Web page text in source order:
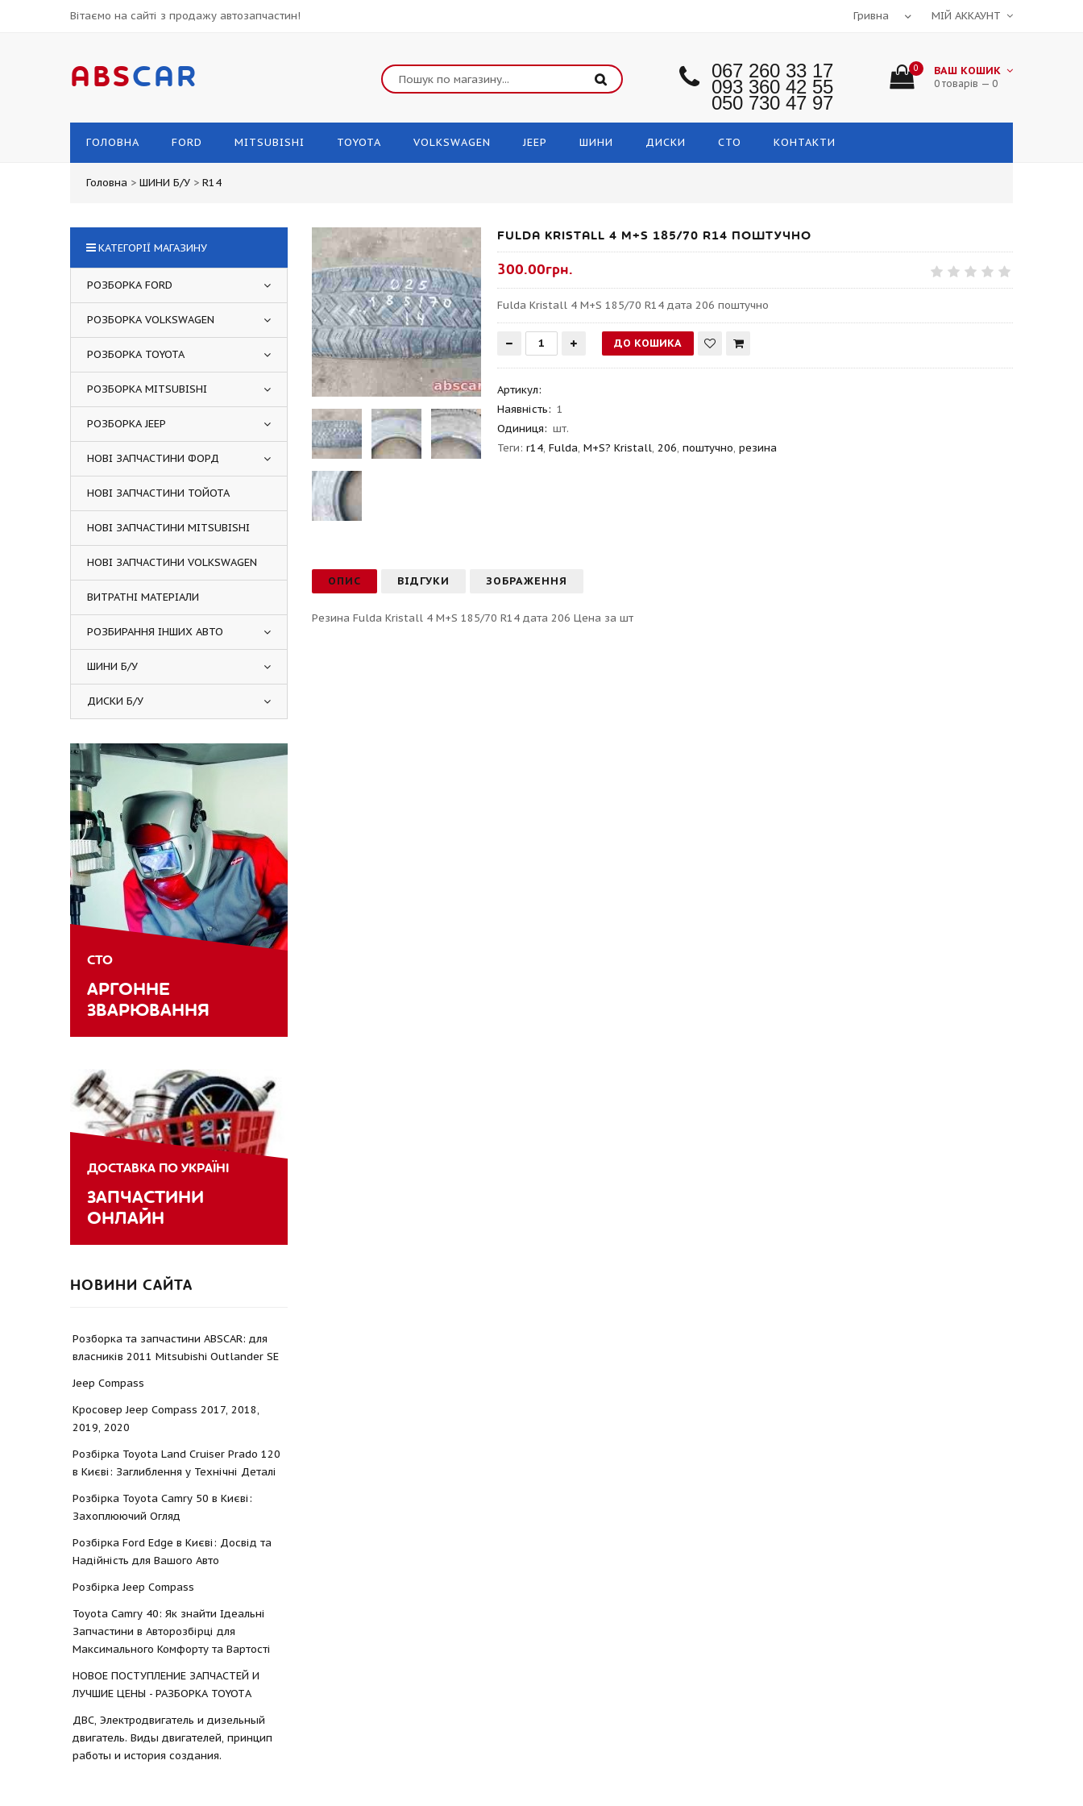
Вітаємо на сайті з продажу автозапчастин! МІЙ АККАУНТ
ABSCAR 067 260 33 17
093 360 42 55
050 730 47 97
0 ВАШ КОШИК
0 товарів — 0
ГОЛОВНА FORD MITSUBISHI TOYOTA VOLKSWAGEN JEEP ШИНИ ДИСКИ СТО КОНТАКТИ
Головна > ШИНИ Б/У > R14
FULDA KRISTALL 4 M+S 185/70 R14 ПОШТУЧНО
300.00грн.
Fulda Kristall 4 M+S 185/70 R14 дата 206 поштучно
Артикул:
Наявність: 1
Одиниця: шт.
Теги:r14,Fulda,M+S? Kristall,206,поштучно,резина
ОПИС ВІДГУКИ ЗОБРАЖЕННЯ
Резина Fulda Kristall 4 M+S 185/70 R14 дата 206 Цена за шт
КАТЕГОРІЇ МАГАЗИНУ
РОЗБОРКА FORD
РОЗБОРКА VOLKSWAGEN
РОЗБОРКА TOYOTA
РОЗБОРКА MITSUBISHI
РОЗБОРКА JEEP
НОВІ ЗАПЧАСТИНИ ФОРД
НОВІ ЗАПЧАСТИНИ ТОЙОТА
НОВІ ЗАПЧАСТИНИ MITSUBISHI
НОВІ ЗАПЧАСТИНИ VOLKSWAGEN
ВИТРАТНІ МАТЕРІАЛИ
РОЗБИРАННЯ ІНШИХ АВТО
ШИНИ Б/У
ДИСКИ Б/У
СТО
АРГОННЕ
ЗВАРЮВАННЯ
ДОСТАВКА ПО УКРАЇНІ
ЗАПЧАСТИНИ
ОНЛАЙН
НОВИНИ САЙТА
Розборка та запчастини ABSCAR: для
власників 2011 Mitsubishi Outlander SE
Jeep Compass
Кросовер Jeep Compass 2017, 2018,
2019, 2020
Розбірка Toyota Land Cruiser Prado 120
в Києві: Заглиблення у Технічні Деталі
Розбірка Toyota Camry 50 в Києві:
Захоплюючий Огляд
Розбірка Ford Edge в Києві: Досвід та
Надійність для Вашого Авто
Розбірка Jeep Compass
Toyota Camry 40: Як знайти Ідеальні
Запчастини в Авторозбірці для
Максимального Комфорту та Вартості
НОВОЕ ПОСТУПЛЕНИЕ ЗАПЧАСТЕЙ И
ЛУЧШИЕ ЦЕНЫ - РАЗБОРКА TOYOTА
ДВС, Электродвигатель и дизельный
двигатель. Виды двигателей, принцип
работы и история создания.